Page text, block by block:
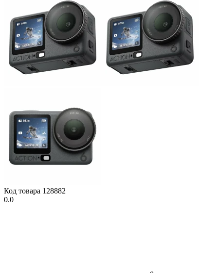
Код товара 128882
0.0